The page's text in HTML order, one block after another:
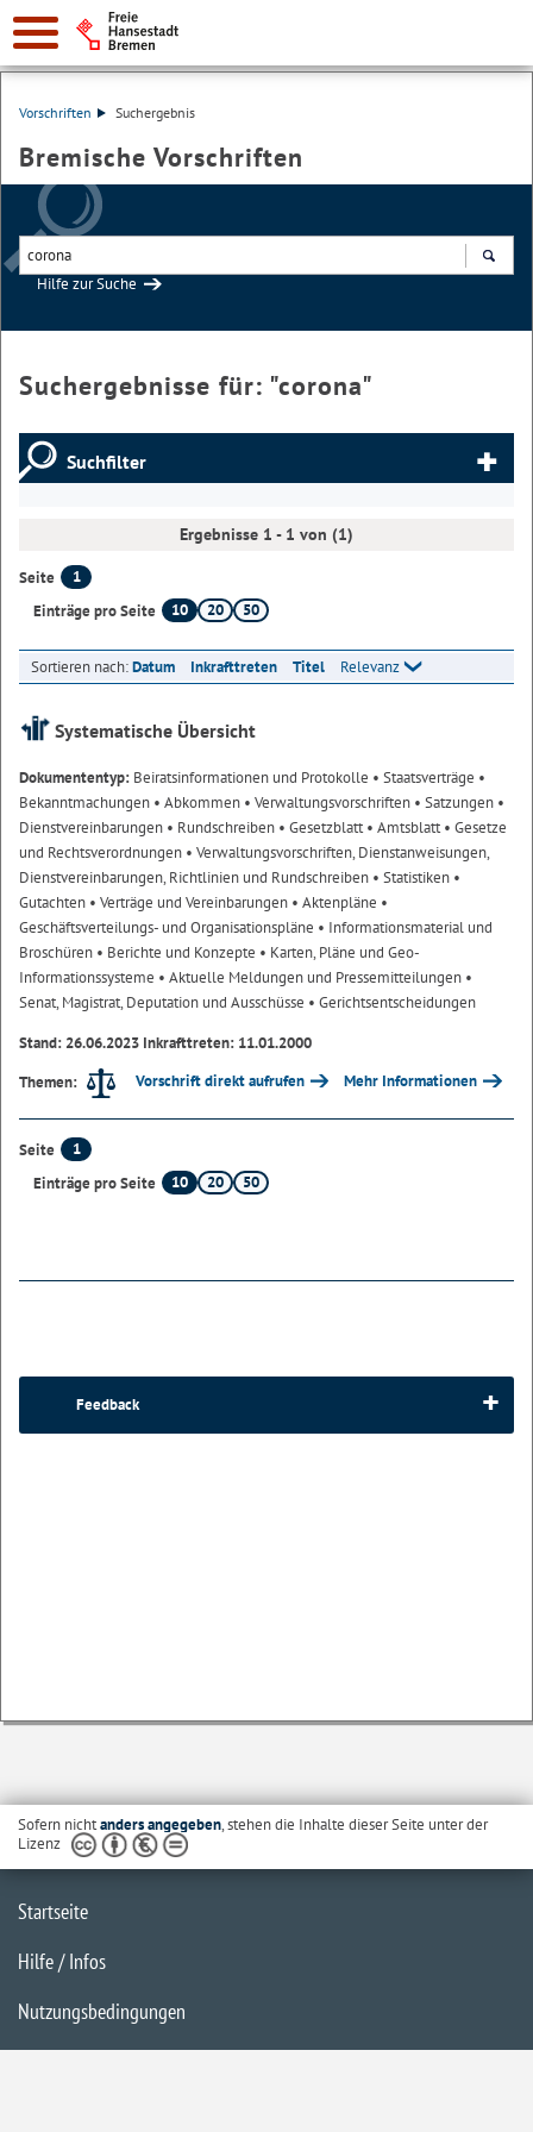
Vorschriften Suchergebnis
Bremische Vorschriften
Hilfe zur Suche
Suchergebnisse für: "corona"
Suchfilter
Ergebnisse 1 - 1 von (1)
Seite
1
Einträge pro Seite
10 20 50
Sortieren nach:Datum Inkrafttreten Titel Relevanz
Systematische Übersicht
Dokumententyp: Beiratsinformationen und Protokolle • Staatsverträge •
Bekanntmachungen • Abkommen • Verwaltungsvorschriften • Satzungen •
Dienstvereinbarungen • Rundschreiben • Gesetzblatt• Amtsblatt• Gesetze
und Rechtsverordnungen • Verwaltungsvorschriften, Dienstanweisungen,
Dienstvereinbarungen, Richtlinien und Rundschreiben • Statistiken •
Gutachten • Verträge und Vereinbarungen • Aktenpläne •
Geschäftsverteilungs- und Organisationspläne • Informationsmaterial und
Broschüren • Berichte und Konzepte • Karten, Pläne und Geo-
Informationssysteme • Aktuelle Meldungen und Pressemitteilungen •
Senat, Magistrat, Deputation und Ausschüsse • Gerichtsentscheidungen
Stand: 26.06.2023 Inkrafttreten: 11.01.2000
Themen:
Vorschrift direkt aufrufen Mehr Informationen
Seite
1
Einträge pro Seite
10 20 50
Feedback
Sofern nichtanders angegeben, stehen die Inhalte dieser Seite unter der
Lizenz
Startseite
Hilfe / Infos
Nutzungsbedingungen